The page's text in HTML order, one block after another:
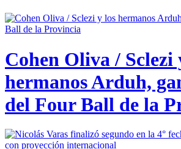
Cohen Oliva / Sclezi
hermanos Arduh,
del Four Ball de la